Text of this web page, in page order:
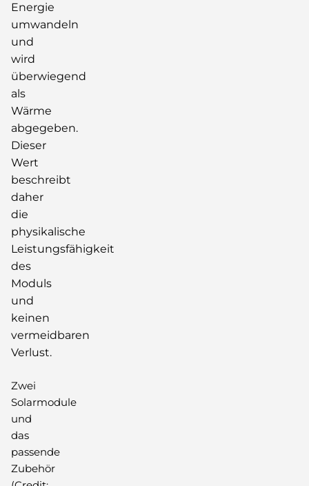
Energie
umwandeln
und
wird
überwiegend
als
Wärme
abgegeben.
Dieser
Wert
beschreibt
daher
die
physikalische
Leistungsfähigkeit
des
Moduls
und
keinen
vermeidbaren
Verlust.
Zwei
Solarmodule
und
das
passende
Zubehör